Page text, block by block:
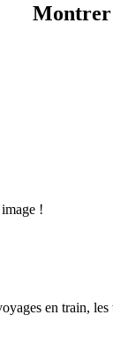
Montrer
!
en train,